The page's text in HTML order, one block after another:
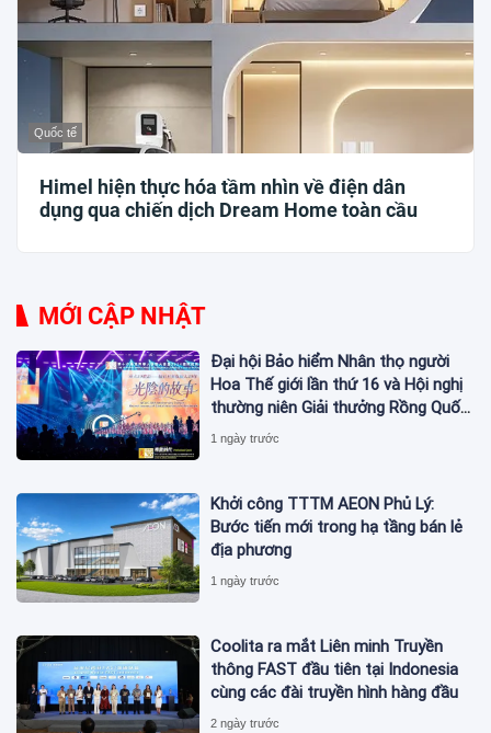
Quốc tế
Himel hiện thực hóa tầm nhìn về điện dân
dụng qua chiến dịch Dream Home toàn cầu
MỚI CẬP NHẬT
Đại hội Bảo hiểm Nhân thọ người
Hoa Thế giới lần thứ 16 và Hội nghị
thường niên Giải thưởng Rồng Quốc
tế (IDA) 2026 được tổ chức trọng
1 ngày trước
Khởi công TTTM AEON Phủ Lý:
Bước tiến mới trong hạ tầng bán lẻ
địa phương
1 ngày trước
Coolita ra mắt Liên minh Truyền
thông FAST đầu tiên tại Indonesia
cùng các đài truyền hình hàng đầu
2 ngày trước